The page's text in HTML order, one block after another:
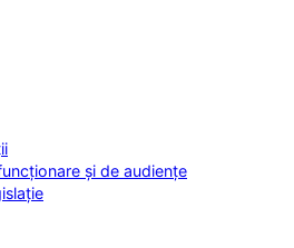
și de audiențe